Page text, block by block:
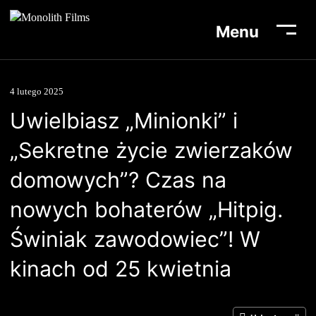
Menu
Aktualności
Lista filmów
O nas
Biuro prasowe
Kontakt
4 lutego 2025
Uwielbiasz „Minionki” i
„Sekretne życie zwierzaków
domowych”? Czas na
nowych bohaterów „Hitpig.
Świniak zawodowiec”! W
kinach od 25 kwietnia